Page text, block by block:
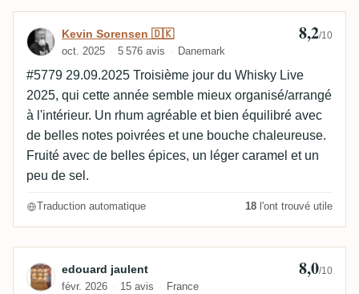
Avis de Kevin Sorensen 🇩🇰
Kevin Sorensen 🇩🇰
oct. 2025 5 576 avis Danemark
8,2/10
#5779 29.09.2025 Troisième jour du Whisky Live
2025, qui cette année semble mieux organisé/arrangé
à l'intérieur. Un rhum agréable et bien équilibré avec
de belles notes poivrées et une bouche chaleureuse.
Fruité avec de belles épices, un léger caramel et un
peu de sel.
Traduction automatique 18 l'ont trouvé utile
Avis de edouard jaulent
edouard jaulent
févr. 2026 15 avis France
8,0/10